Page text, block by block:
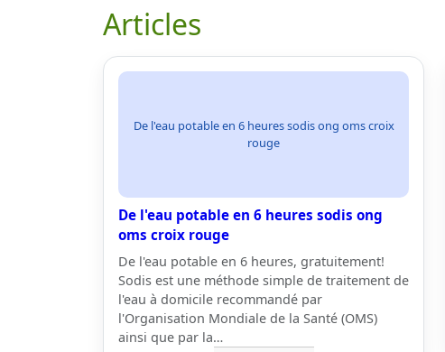
Articles
De l'eau potable en 6 heures sodis ong oms croix
rouge
De l'eau potable en 6 heures sodis ong
oms croix rouge
De l'eau potable en 6 heures, gratuitement!
Sodis est une méthode simple de traitement de
l'eau à domicile recommandé par
l'Organisation Mondiale de la Santé (OMS)
ainsi que par la…